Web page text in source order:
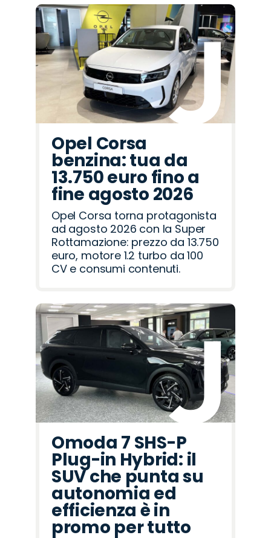
Promo
Fiat
Promo
Cupra
Promo
Lancia
Promo
Land
Rover
Promo
Mazda
Promo
Abarth
Promo
Omoda
Promo
Seat
Promo
Jaecoo
Promo
Citroën
Promo
Jeep
Promo
Alfa
Romeo
Promo
Peugeot
Promo
Hyundai
Promo
Opel
Opel Corsa
benzina: tua da
13.750 euro fino a
fine agosto 2026
Opel Corsa torna protagonista
ad agosto 2026 con la Super
Rottamazione: prezzo da 13.750
euro, motore 1.2 turbo da 100
CV e consumi contenuti.
Omoda 7 SHS-P
Plug-in Hybrid: il
SUV che punta su
autonomia ed
efficienza è in
promo per tutto